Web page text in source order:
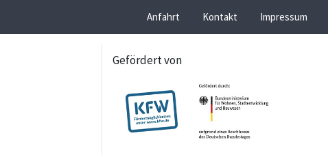
Anfahrt Kontakt Impressum
Gefördert von